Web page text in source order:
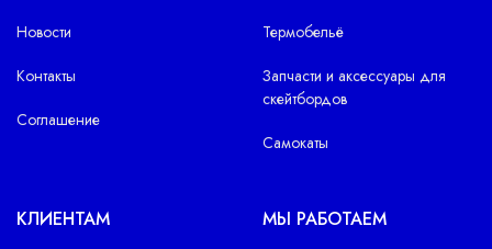
Новости
Контакты
Соглашение
Термобельё
Запчасти и аксессуары для
скейтбордов
Самокаты
КЛИЕНТАМ МЫ РАБОТАЕМ